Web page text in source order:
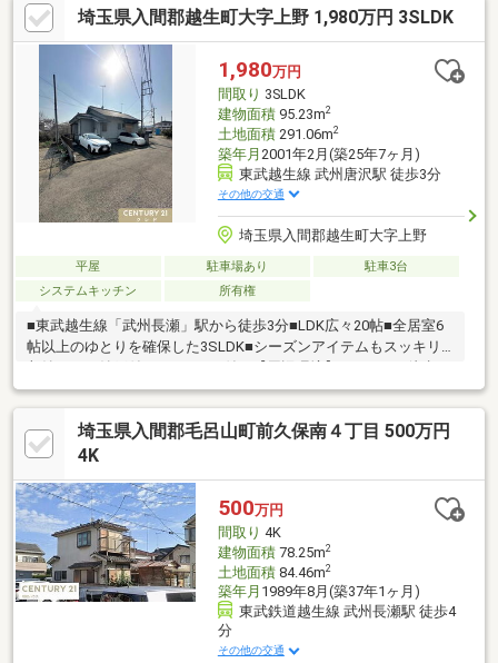
ーム工事・住宅ローンのご相談もお任せください～住宅ローンの
ご提案のほか、頭金や諸費用、計画的な月々のお支払いに至るま
で丁寧にご説明させて頂きます。また、提携銀行にて住宅ローン
金利の大幅優遇もございます。☆歓迎中国籍！有中国籍員工中文
対応！代理貸款（没有永住・0首付可）
埼玉県入間郡越生町大字上野 1,980万円 3SLDK
1,980万円
間取り 3SLDK
建物面積95.23m2
土地面積291.06m2
築年月 2001年2月(築25年7ヶ月)
東武越生線 武州唐沢駅 徒歩3分
その他の交通
埼玉県入間郡越生町大字上野
平屋 駐車場あり
駐車3台
システムキッチン
所有権
■東武越生線「武州長瀬」駅から徒歩3分■LDK広々20帖■全居室6
帖以上のゆとりを確保した3SLDK■シーズンアイテムもスッキリ
収納できる納戸付き■エアコン付き【周辺環境】・ベルク…徒歩10
分・いなげや…徒歩17分・セブンイレブン…徒歩14分・ウエルシ
ア…徒歩13分～リフォーム工事・住宅ローンのご相談もお任せく
ださい～リフォーム費用を含めた住宅ローンのご提案のほか、頭
金や諸費用、計画的な月々のお支払いに至るまで丁寧にご説明さ
ございます。☆歓迎中国籍！有中国籍員工中文対応！代理貸款
（没有永住・0首付可）
埼玉県入間郡毛呂山町前久保南４丁目 500万円
4K
500万円
間取り 4K
建物面積78.25m2
土地面積84.46m2
築年月 1989年8月(築37年1ヶ月)
東武鉄道越生線 武州長瀬駅 徒歩4
分
その他の交通